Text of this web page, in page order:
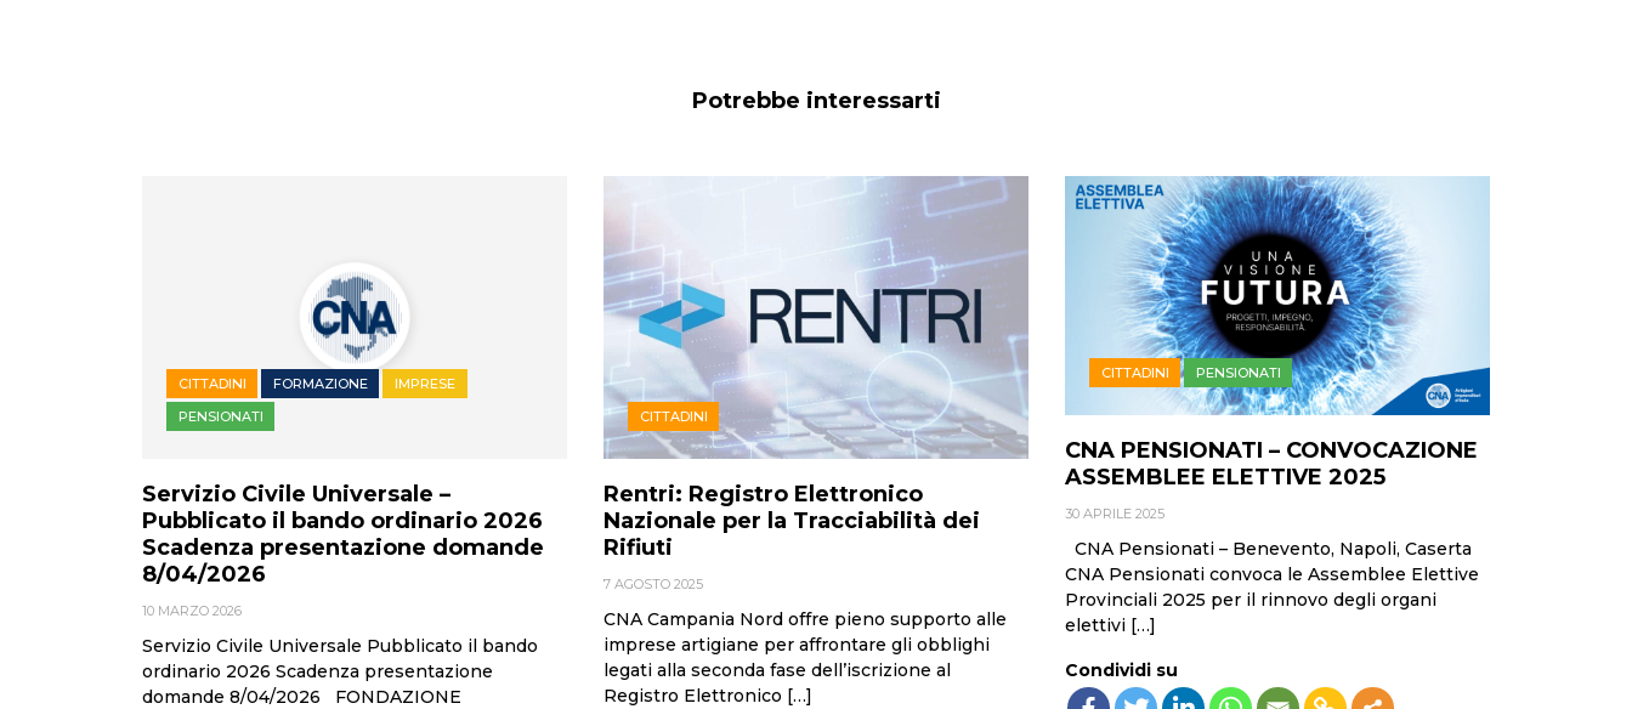
Potrebbe interessarti
CITTADINI FORMAZIONE
IMPRESE
PENSIONATI
Servizio Civile Universale –
Pubblicato il bando ordinario 2026
Scadenza presentazione domande
8/04/2026
10 MARZO 2026
Servizio Civile Universale Pubblicato il bando
ordinario 2026 Scadenza presentazione
domande 8/04/2026 FONDAZIONE
CITTADINI
Rentri: Registro Elettronico
Nazionale per la Tracciabilità dei
Rifiuti
7 AGOSTO 2025
CNA Campania Nord offre pieno supporto alle
imprese artigiane per affrontare gli obblighi
legati alla seconda fase dell’iscrizione al
Registro Elettronico […]
CITTADINI PENSIONATI
CNA PENSIONATI – CONVOCAZIONE
ASSEMBLEE ELETTIVE 2025
30 APRILE 2025
CNA Pensionati – Benevento, Napoli, Caserta
CNA Pensionati convoca le Assemblee Elettive
Provinciali 2025 per il rinnovo degli organi
elettivi […]
Condividi su